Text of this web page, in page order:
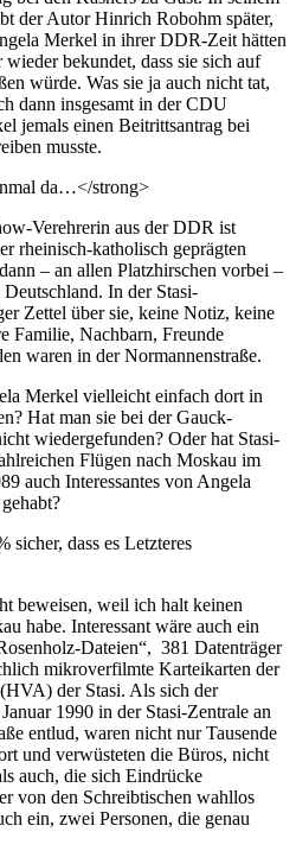
der Autor Hinrich Robohm später,
Merkel in ihrer DDR-Zeit hätten
bekundet, dass sie sich auf
würde. Was sie ja auch nicht tat,
dann insgesamt in der CDU
jemals einen Beitrittsantrag bei
musste.
da…</strong>
Verehrerin aus der DDR ist
rheinisch-katholisch geprägten
– an allen Platzhirschen vorbei –
In der Stasi-
Zettel über sie, keine Notiz, keine
Familie, Nachbarn, Freunde
waren in der Normannenstraße.
Merkel vielleicht einfach dort in
Hat man sie bei der Gauck-
wiedergefunden? Oder hat Stasi-
Flügen nach Moskau im
auch Interessantes von Angela
sicher, dass es Letzteres
beweisen, weil ich halt keinen
habe. Interessant wäre auch ein
Dateien“, 381 Datenträger
mikroverfilmte Karteikarten der
der Stasi. Als sich der
1990 in der Stasi-Zentrale an
entlud, waren nicht nur Tausende
und verwüsteten die Büros, nicht
auch, die sich Eindrücke
von den Schreibtischen wahllos
ein, zwei Personen, die genau